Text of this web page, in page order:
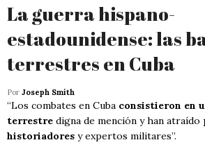
La guerra hispano-
estadounidense: las
terrestres en Cuba
Por Joseph Smith
“Los combates en Cuba consistieron en
terrestre digna de mención y han atraído
historiadores y expertos militares”.